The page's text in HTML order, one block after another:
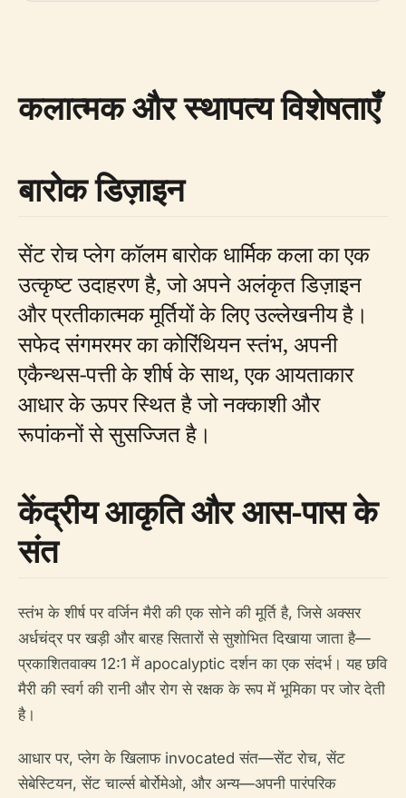
कलात्मक और स्थापत्य विशेषताएँ
बारोक डिज़ाइन
सेंट रोच प्लेग कॉलम बारोक धार्मिक कला का एक
उत्कृष्ट उदाहरण है, जो अपने अलंकृत डिज़ाइन
और प्रतीकात्मक मूर्तियों के लिए उल्लेखनीय है।
सफेद संगमरमर का कोरिंथियन स्तंभ, अपनी
एकैन्थस-पत्ती के शीर्ष के साथ, एक आयताकार
आधार के ऊपर स्थित है जो नक्काशी और
रूपांकनों से सुसज्जित है।
केंद्रीय आकृति और आस-पास के
संत
स्तंभ के शीर्ष पर वर्जिन मैरी की एक सोने की मूर्ति है, जिसे अक्सर
अर्धचंद्र पर खड़ी और बारह सितारों से सुशोभित दिखाया जाता है—
प्रकाशितवाक्य 12:1 में apocalyptic दर्शन का एक संदर्भ। यह छवि
मैरी की स्वर्ग की रानी और रोग से रक्षक के रूप में भूमिका पर जोर देती
है।
आधार पर, प्लेग के खिलाफ invocated संत—सेंट रोच, सेंट
सेबेस्टियन, सेंट चार्ल्स बोर्रोमेओ, और अन्य—अपनी पारंपरिक